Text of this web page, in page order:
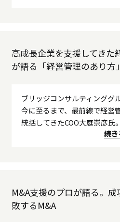
高成長企業を支援してきた
が語る「経営管理のあり方」
ブリッジコンサルティンググ
今に至るまで、最前線で経営
統括してきたCOO大庭崇彦氏
続
M&A支援のプロが語る。
敗するM&A